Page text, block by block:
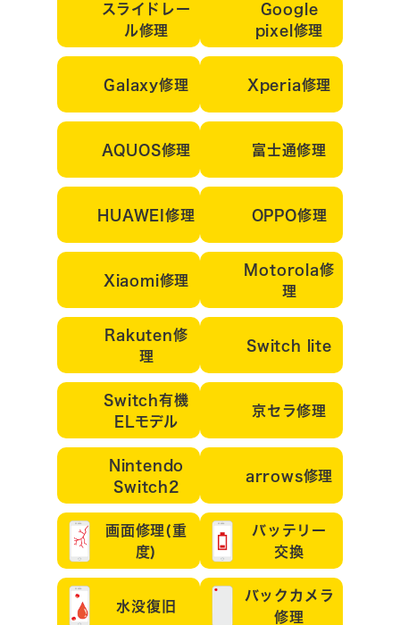
スライドレー
ル修理
Google
pixel修理
Galaxy修理 Xperia修理
AQUOS修理 富士通修理
HUAWEI修理 OPPO修理
Xiaomi修理
Motorola修
理
Rakuten修
理
Switch lite
Switch有機
ELモデル
京セラ修理
Nintendo
Switch2
arrows修理
画面修理(重
度)
バッテリー
交換
水没復旧
バックカメラ
修理